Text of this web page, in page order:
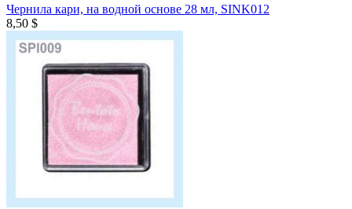
Чернила кари, на водной основе 28 мл, SINK012
8,50 $